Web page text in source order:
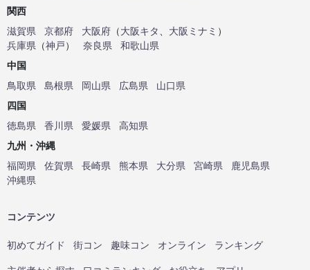
関西
滋賀県
京都府 大阪府 （大阪キタ 大阪ミナミ ）
兵庫県 （神戸） 奈良県
和歌山県
中国
鳥取県
島根県 岡山県 広島県
山口県
四国
徳島県
香川県 愛媛県
高知県
九州・沖縄
福岡県
佐賀県 長崎県 熊本県 大分県 宮崎県
鹿児島県
沖縄県
コンテンツ
初めてガイド 街コン 趣味コン オンライン ランキング